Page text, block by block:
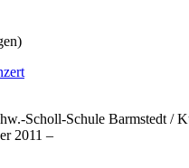
Scholl-Schule Barmstedt /
2011 –